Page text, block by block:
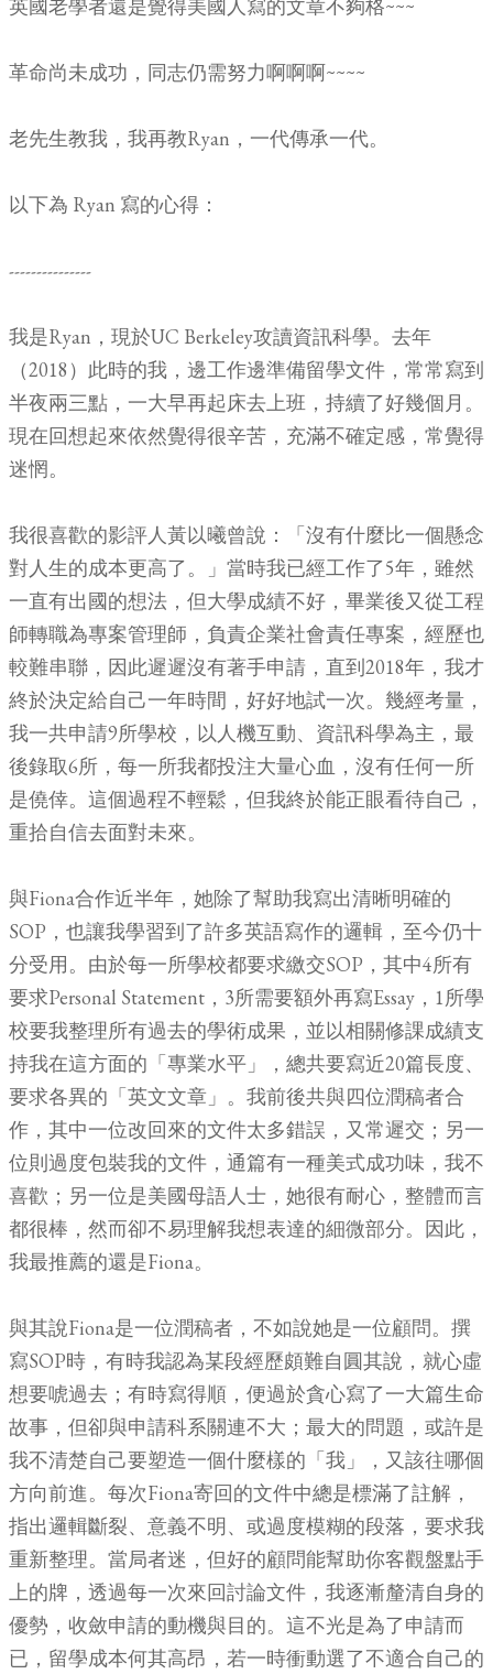
英國老學者還是覺得美國人寫的文章不夠格~~~
革命尚未成功，同志仍需努力啊啊啊~~~~
老先生教我，我再教Ryan，一代傳承一代。
以下為 Ryan 寫的心得：
---------------
我是Ryan，現於UC Berkeley攻讀資訊科學。去年
（2018）此時的我，邊工作邊準備留學文件，常常寫到
半夜兩三點，一大早再起床去上班，持續了好幾個月。
現在回想起來依然覺得很辛苦，充滿不確定感，常覺得
迷惘。
我很喜歡的影評人黃以曦曾說：「沒有什麼比一個懸念
對人生的成本更高了。」當時我已經工作了5年，雖然
一直有出國的想法，但大學成績不好，畢業後又從工程
師轉職為專案管理師，負責企業社會責任專案，經歷也
較難串聯，因此遲遲沒有著手申請，直到2018年，我才
終於決定給自己一年時間，好好地試一次。幾經考量，
我一共申請9所學校，以人機互動、資訊科學為主，最
後錄取6所，每一所我都投注大量心血，沒有任何一所
是僥倖。這個過程不輕鬆，但我終於能正眼看待自己，
重拾自信去面對未來。
與Fiona合作近半年，她除了幫助我寫出清晰明確的
SOP，也讓我學習到了許多英語寫作的邏輯，至今仍十
分受用。由於每一所學校都要求繳交SOP，其中4所有
要求Personal Statement，3所需要額外再寫Essay，1所學
校要我整理所有過去的學術成果，並以相關修課成績支
持我在這方面的「專業水平」，總共要寫近20篇長度、
要求各異的「英文文章」。我前後共與四位潤稿者合
作，其中一位改回來的文件太多錯誤，又常遲交；另一
位則過度包裝我的文件，通篇有一種美式成功味，我不
喜歡；另一位是美國母語人士，她很有耐心，整體而言
都很棒，然而卻不易理解我想表達的細微部分。因此，
我最推薦的還是Fiona。
與其說Fiona是一位潤稿者，不如說她是一位顧問。撰
寫SOP時，有時我認為某段經歷頗難自圓其說，就心虛
想要唬過去；有時寫得順，便過於貪心寫了一大篇生命
故事，但卻與申請科系關連不大；最大的問題，或許是
我不清楚自己要塑造一個什麼樣的「我」，又該往哪個
方向前進。每次Fiona寄回的文件中總是標滿了註解，
指出邏輯斷裂、意義不明、或過度模糊的段落，要求我
重新整理。當局者迷，但好的顧問能幫助你客觀盤點手
上的牌，透過每一次來回討論文件，我逐漸釐清自身的
優勢，收斂申請的動機與目的。這不光是為了申請而
已，留學成本何其高昂，若一時衝動選了不適合自己的